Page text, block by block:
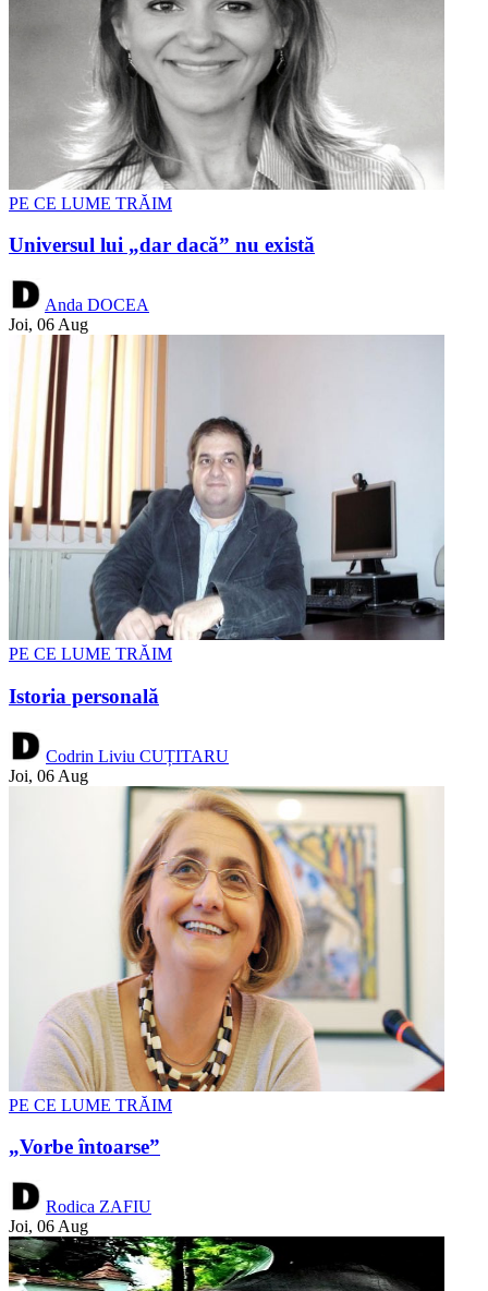
PE CE LUME TRĂIM
Universul lui „dar dacă” nu există
Anda DOCEA
Joi, 06 Aug
PE CE LUME TRĂIM
Istoria personală
Codrin Liviu CUȚITARU
Joi, 06 Aug
PE CE LUME TRĂIM
„Vorbe întoarse”
Rodica ZAFIU
Joi, 06 Aug